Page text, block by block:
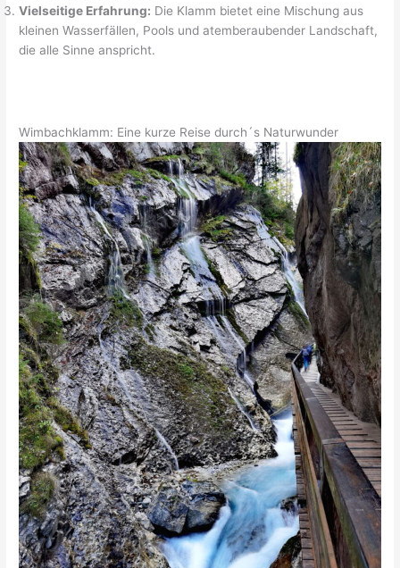
Vielseitige Erfahrung: Die Klamm bietet eine Mischung aus
kleinen Wasserfällen, Pools und atemberaubender Landschaft,
die alle Sinne anspricht.
Wimbachklamm: Eine kurze Reise durch´s Naturwunder